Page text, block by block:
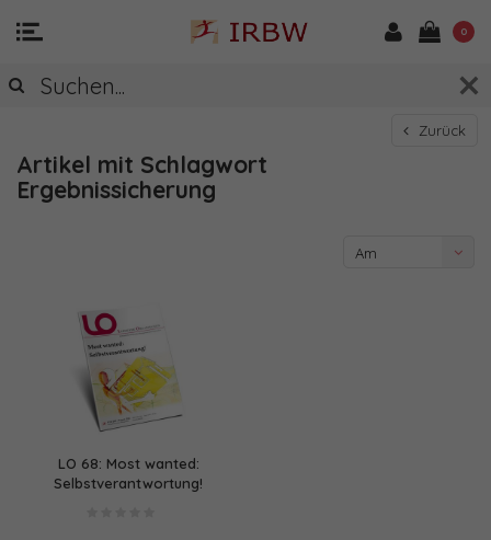
0
Zurück
Artikel mit Schlagwort
Ergebnissicherung
Am
LO 68: Most wanted:
Selbstverantwortung!